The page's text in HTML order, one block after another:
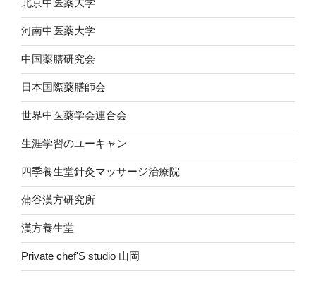
北京中医薬大学
河南中医薬大学
中国薬膳研究会
日本国際薬膳師会
世界中医薬学会連合会
生涯学習のユーキャン
四季養生堂針灸マッサージ治療院
蒲谷漢方研究所
漢方養生堂
Private chef'S studio 山岡